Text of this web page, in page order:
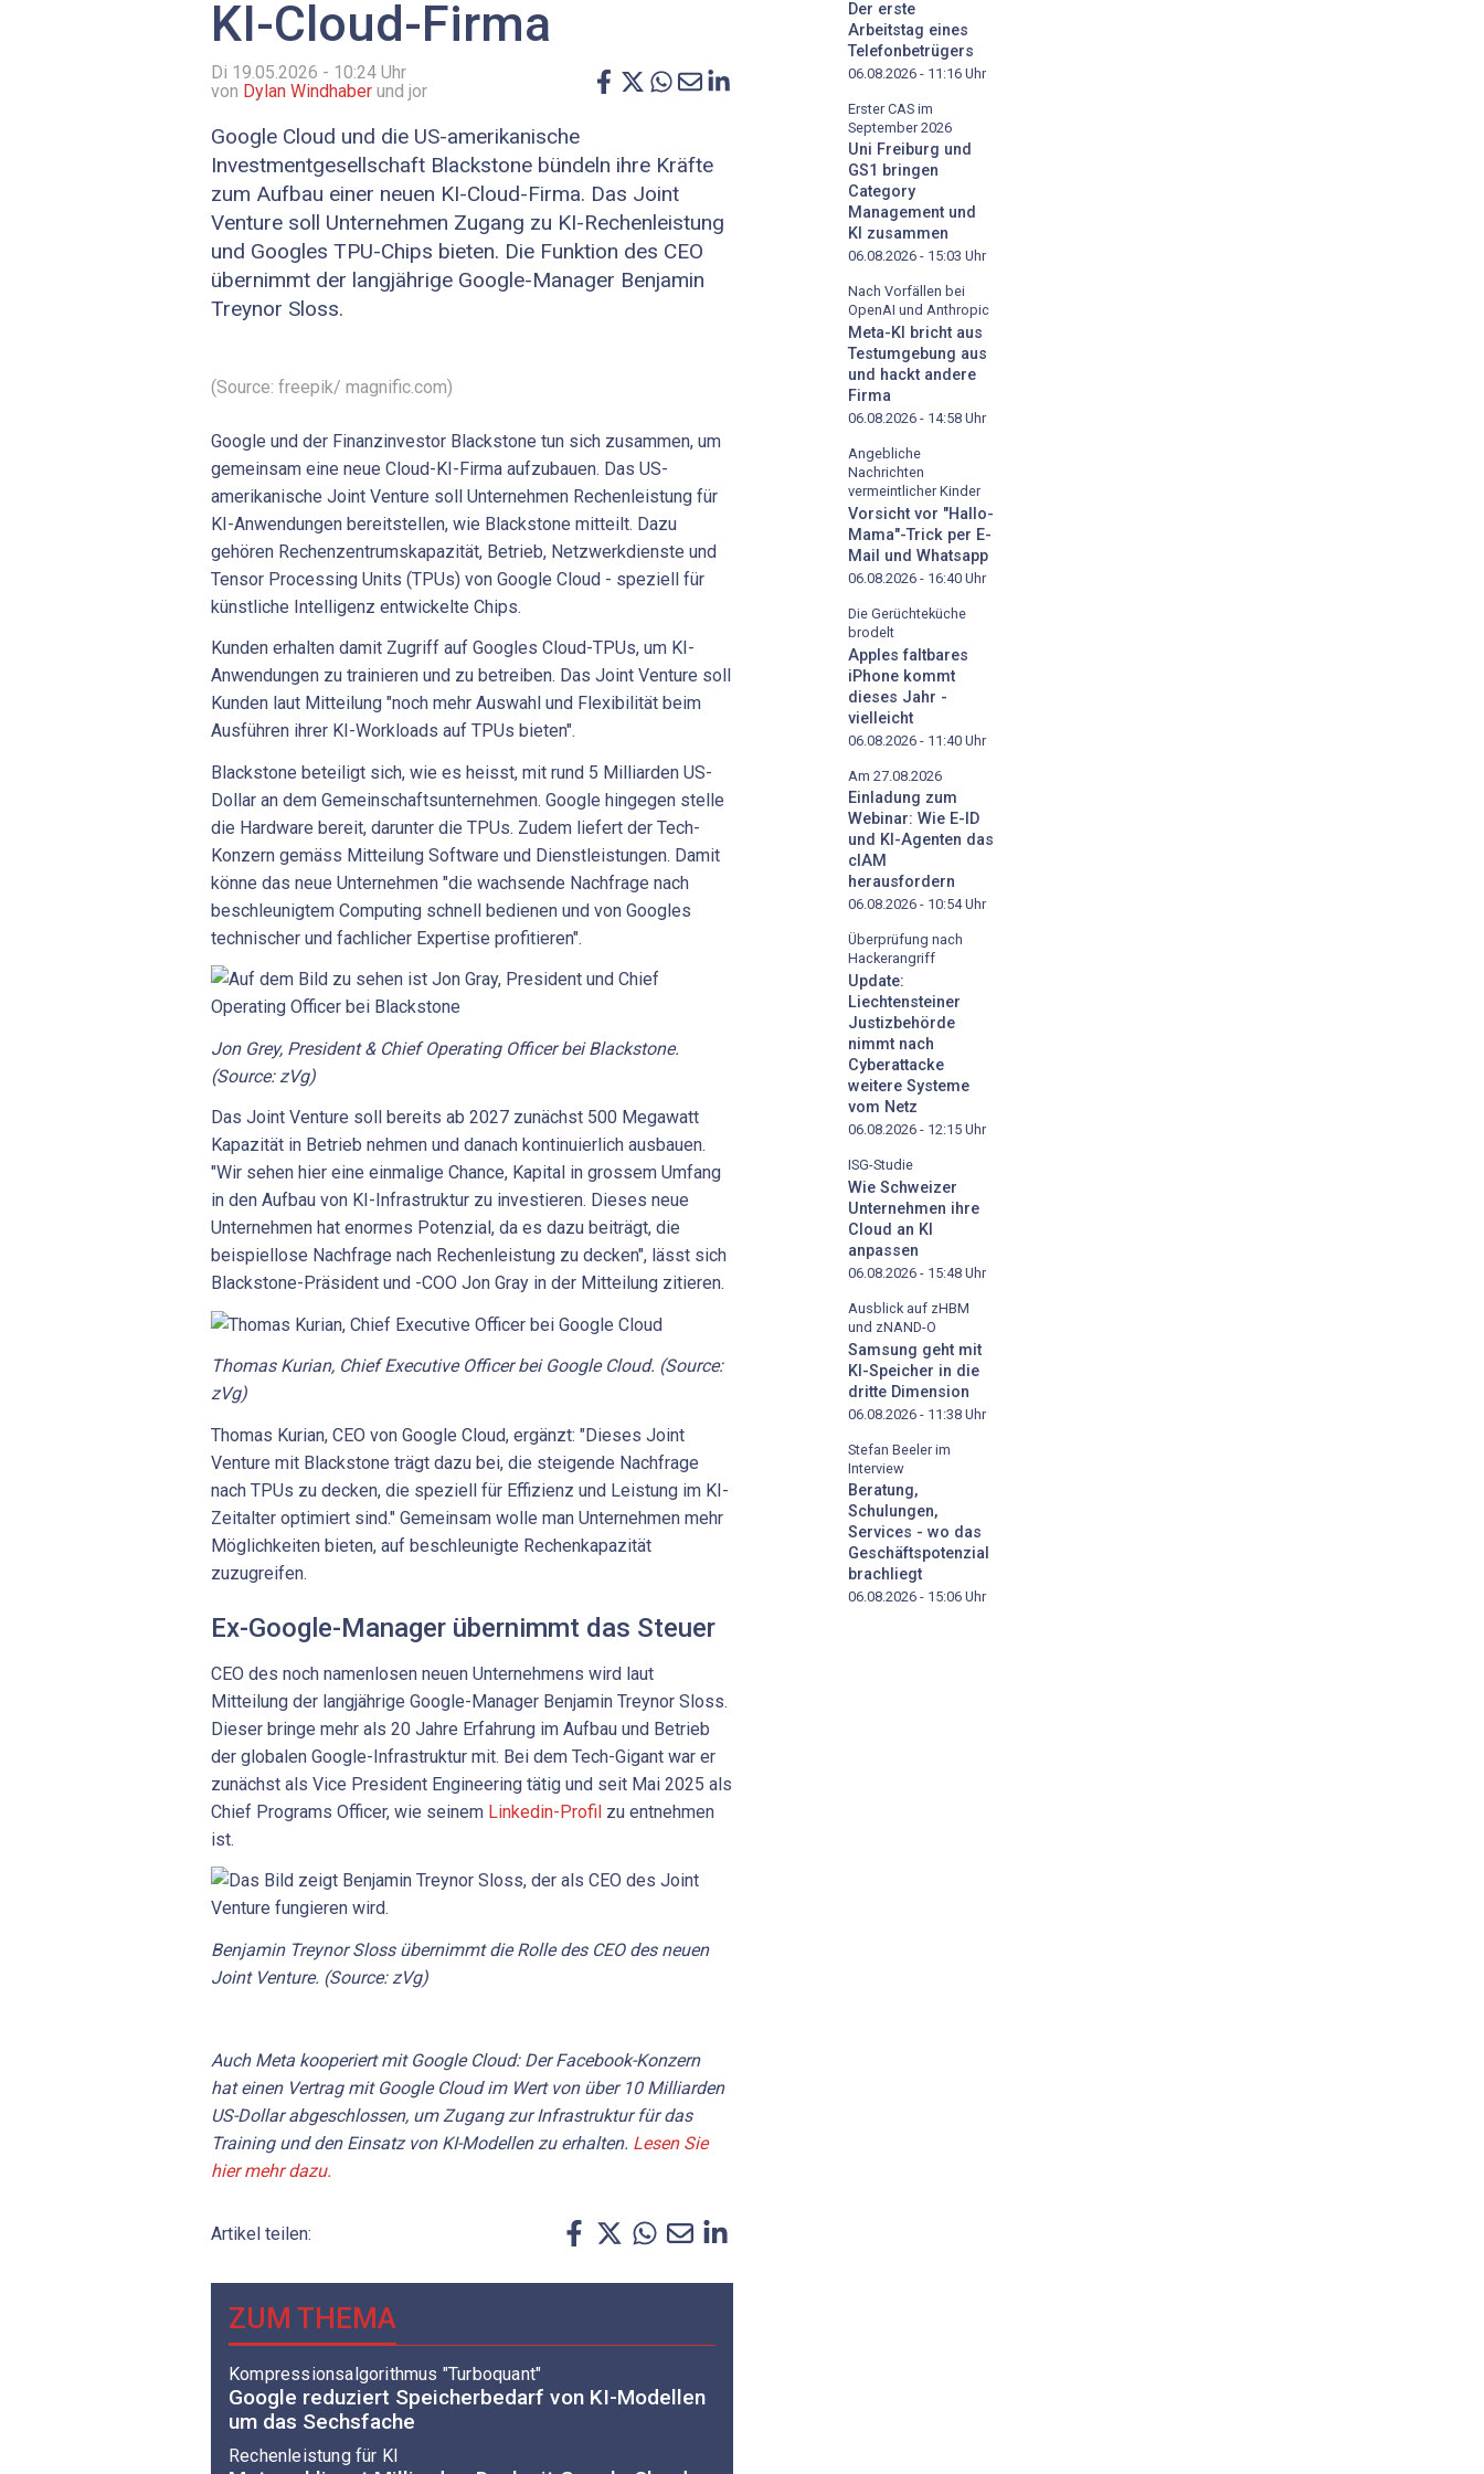
KI-Cloud-Firma
Di 19.05.2026 - 10:24 Uhr
von Dylan Windhaber und jor
Google Cloud und die US-amerikanische
Investmentgesellschaft Blackstone bündeln ihre Kräfte
zum Aufbau einer neuen KI-Cloud-Firma. Das Joint
Venture soll Unternehmen Zugang zu KI-Rechenleistung
und Googles TPU-Chips bieten. Die Funktion des CEO
übernimmt der langjährige Google-Manager Benjamin
Treynor Sloss.
(Source: freepik/ magnific.com)
Google und der Finanzinvestor Blackstone tun sich zusammen, um
gemeinsam eine neue Cloud-KI-Firma aufzubauen. Das US-
amerikanische Joint Venture soll Unternehmen Rechenleistung für
KI-Anwendungen bereitstellen, wie Blackstone mitteilt. Dazu
gehören Rechenzentrumskapazität, Betrieb, Netzwerkdienste und
Tensor Processing Units (TPUs) von Google Cloud - speziell für
künstliche Intelligenz entwickelte Chips.
Kunden erhalten damit Zugriff auf Googles Cloud-TPUs, um KI-
Anwendungen zu trainieren und zu betreiben. Das Joint Venture soll
Kunden laut Mitteilung "noch mehr Auswahl und Flexibilität beim
Ausführen ihrer KI-Workloads auf TPUs bieten".
Blackstone beteiligt sich, wie es heisst, mit rund 5 Milliarden US-
Dollar an dem Gemeinschaftsunternehmen. Google hingegen stelle
die Hardware bereit, darunter die TPUs. Zudem liefert der Tech-
Konzern gemäss Mitteilung Software und Dienstleistungen. Damit
könne das neue Unternehmen "die wachsende Nachfrage nach
beschleunigtem Computing schnell bedienen und von Googles
technischer und fachlicher Expertise profitieren".
Jon Grey, President & Chief Operating Officer bei Blackstone.
(Source: zVg)
Das Joint Venture soll bereits ab 2027 zunächst 500 Megawatt
Kapazität in Betrieb nehmen und danach kontinuierlich ausbauen.
"Wir sehen hier eine einmalige Chance, Kapital in grossem Umfang
in den Aufbau von KI-Infrastruktur zu investieren. Dieses neue
Unternehmen hat enormes Potenzial, da es dazu beiträgt, die
beispiellose Nachfrage nach Rechenleistung zu decken", lässt sich
Blackstone-Präsident und -COO Jon Gray in der Mitteilung zitieren.
Thomas Kurian, Chief Executive Officer bei Google Cloud. (Source:
zVg)
Thomas Kurian, CEO von Google Cloud, ergänzt: "Dieses Joint
Venture mit Blackstone trägt dazu bei, die steigende Nachfrage
nach TPUs zu decken, die speziell für Effizienz und Leistung im KI-
Zeitalter optimiert sind." Gemeinsam wolle man Unternehmen mehr
Möglichkeiten bieten, auf beschleunigte Rechenkapazität
zuzugreifen.
Ex-Google-Manager übernimmt das Steuer
CEO des noch namenlosen neuen Unternehmens wird laut
Mitteilung der langjährige Google-Manager Benjamin Treynor Sloss.
Dieser bringe mehr als 20 Jahre Erfahrung im Aufbau und Betrieb
der globalen Google-Infrastruktur mit. Bei dem Tech-Gigant war er
zunächst als Vice President Engineering tätig und seit Mai 2025 als
Chief Programs Officer, wie seinem Linkedin-Profil zu entnehmen
ist.
Benjamin Treynor Sloss übernimmt die Rolle des CEO des neuen
Joint Venture. (Source: zVg)
Auch Meta kooperiert mit Google Cloud: Der Facebook-Konzern
hat einen Vertrag mit Google Cloud im Wert von über 10 Milliarden
US-Dollar abgeschlossen, um Zugang zur Infrastruktur für das
Training und den Einsatz von KI-Modellen zu erhalten. Lesen Sie
hier mehr dazu.
Artikel teilen:
ZUM THEMA
Kompressionsalgorithmus "Turboquant"
Google reduziert Speicherbedarf von KI-Modellen
um das Sechsfache
Rechenleistung für KI
Der erste
Arbeitstag eines
Telefonbetrügers
06.08.2026 - 11:16 Uhr
Erster CAS im
September 2026
Uni Freiburg und
GS1 bringen
Category
Management und
KI zusammen
06.08.2026 - 15:03 Uhr
Nach Vorfällen bei
OpenAI und Anthropic
Meta-KI bricht aus
Testumgebung aus
und hackt andere
Firma
06.08.2026 - 14:58 Uhr
Angebliche
Nachrichten
vermeintlicher Kinder
Vorsicht vor "Hallo-
Mama"-Trick per E-
Mail und Whatsapp
06.08.2026 - 16:40 Uhr
Die Gerüchteküche
brodelt
Apples faltbares
iPhone kommt
dieses Jahr -
vielleicht
06.08.2026 - 11:40 Uhr
Am 27.08.2026
Einladung zum
Webinar: Wie E-ID
und KI-Agenten das
cIAM
herausfordern
06.08.2026 - 10:54Uhr
Überprüfung nach
Hackerangriff
Update:
Liechtensteiner
Justizbehörde
nimmt nach
Cyberattacke
weitere Systeme
vom Netz
06.08.2026 - 12:15 Uhr
ISG-Studie
Wie Schweizer
Unternehmen ihre
Cloud an KI
anpassen
06.08.2026 - 15:48 Uhr
Ausblick auf zHBM
und zNAND-O
Samsung geht mit
KI-Speicher in die
dritte Dimension
06.08.2026 - 11:38 Uhr
Stefan Beeler im
Interview
Beratung,
Schulungen,
Services - wo das
Geschäftspotenzial
brachliegt
06.08.2026 - 15:06 Uhr